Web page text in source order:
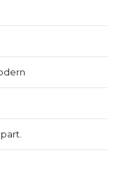
vânzării.
– mereu cu busola